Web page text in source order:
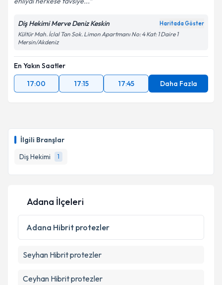
İlgili Branşlar
Diş Hekimi
1
Diş Hekimi Merve Deniz Keskin Haritada Göster
Kültür Mah. İclal Tan Sok. Limon Apartmanı No: 4 Kat: 1 Daire 1
Mersin/Akdeniz
En Yakın Saatler
17:00
17:15 17:45 Daha Fazla
Adana İlçeleri
Adana Hibrit protezler
Seyhan Hibrit protezler
Ceyhan Hibrit protezler